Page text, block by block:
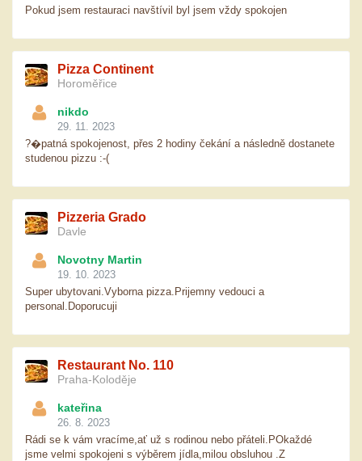
Pokud jsem restauraci navštívil byl jsem vždy spokojen
Pizza Continent
Horoměřice
nikdo
29. 11. 2023
?�patná spokojenost, přes 2 hodiny čekání a následně dostanete
studenou pizzu :-(
Pizzeria Grado
Davle
Novotny Martin
19. 10. 2023
Super ubytovani.Vyborna pizza.Prijemny vedouci a
personal.Doporucuji
Restaurant No. 110
Praha-Koloděje
kateřina
26. 8. 2023
Rádi se k vám vracíme,ať už s rodinou nebo přáteli.POkaždé
jsme velmi spokojeni s výběrem jídla,milou obsluhou .Z